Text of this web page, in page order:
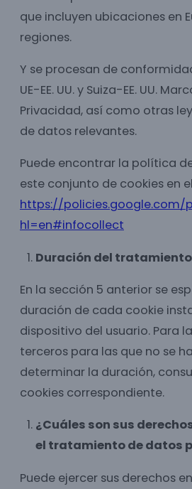
que incluyen ubicaciones en
regiones.
Y se procesan de
UE-EE. UU. y Suiza-EE. UU.
Privacidad, así como otras
de datos relevantes.
Puede encontrar la política
este conjunto de cookies en
https://policies.google.com/
hl=en#infocollect
Duración del tratamiento
En la sección 5 anterior se
duración de cada cookie
dispositivo del usuario. Para
terceros para las que no se
determinar la duración,
cookies correspondiente.
¿Cuáles son sus
el tratamiento de datos
Puede ejercer sus derechos